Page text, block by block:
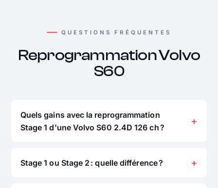
QUESTIONS FRÉQUENTES
Reprogrammation Volvo
S60
Quels gains avec la reprogrammation
Stage 1 d'une Volvo S60 2.4D 126 ch ?
Stage 1 ou Stage 2 : quelle différence ?